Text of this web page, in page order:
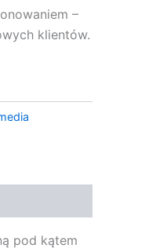
–
klientów.
pod kątem